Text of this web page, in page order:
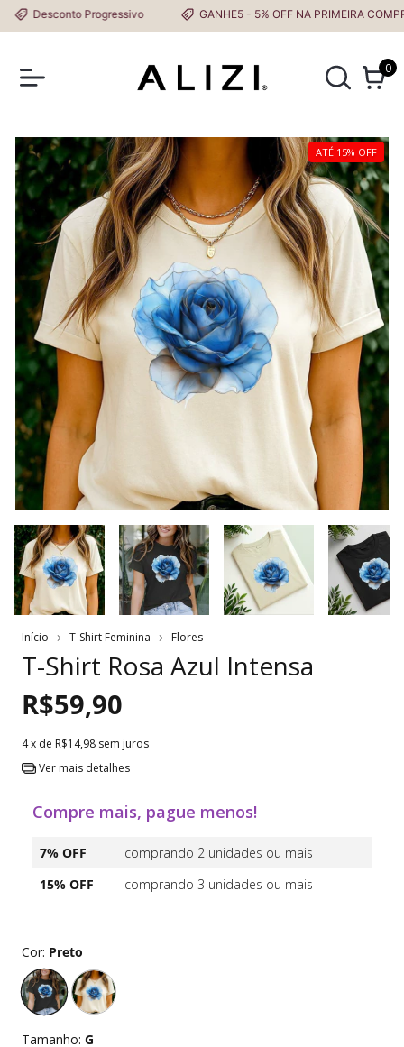
Desconto Progressivo GANHE5 - 5% OFF NA PRIMEIRA COMPRA
0
ATÉ 15% OFF
Início T-Shirt Feminina Flores
T-Shirt Rosa Azul Intensa
R$59,90
4x de R$14,98 sem juros
Ver mais detalhes
Compre mais, pague menos!
7% OFF
comprando 2 unidades ou mais
15% OFF
comprando 3 unidades ou mais
Cor: Preto
Tamanho: G